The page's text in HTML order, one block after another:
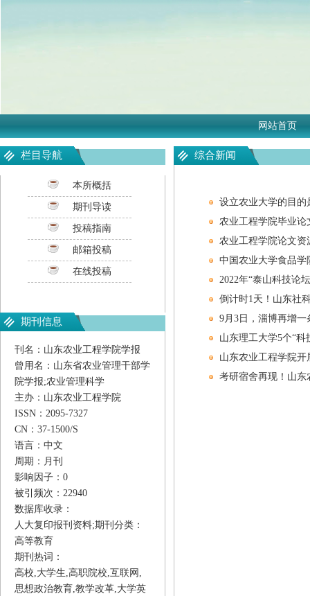
网站首页
栏目导航
本所概括
期刊导读
投稿指南
邮箱投稿
在线投稿
期刊信息
刊名：山东农业工程学院学报
曾用名：山东省农业管理干部学
院学报;农业管理科学
主办：山东农业工程学院
ISSN：2095-7327
CN：37-1500/S
语言：中文
周期：月刊
影响因子：0
被引频次：22940
数据库收录：
人大复印报刊资料;期刊分类：
高等教育
期刊热词：
高校,大学生,高职院校,互联网,
思想政治教育,教学改革,大学英
综合新闻
设立农业大学的目
农业工程学院毕业
农业工程学院论文
中国农业大学食品
2022年“泰山科技论
倒计时1天！山东社
9月3日，淄博再增
山东理工大学5个“
山东农业工程学院开
考研宿舍再现！山